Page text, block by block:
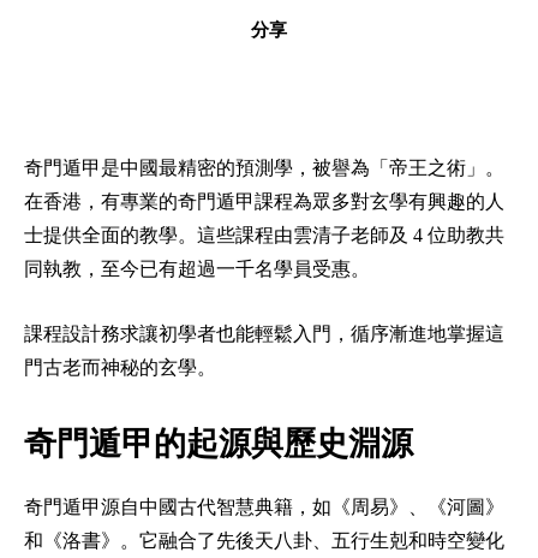
分享
奇門遁甲是中國最精密的預測學，被譽為「帝王之術」。
在香港，有專業的奇門遁甲課程為眾多對玄學有興趣的人
士提供全面的教學。這些課程由雲清子老師及 4 位助教共
同執教，至今已有超過一千名學員受惠。
課程設計務求讓初學者也能輕鬆入門，循序漸進地掌握這
門古老而神秘的玄學。
奇門遁甲的起源與歷史淵源
奇門遁甲源自中國古代智慧典籍，如《周易》、《河圖》
和《洛書》。它融合了先後天八卦、五行生剋和時空變化